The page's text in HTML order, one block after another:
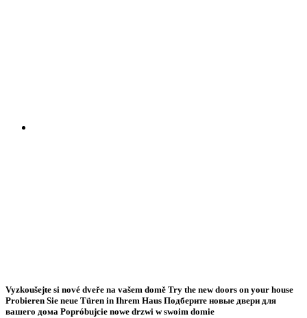
Vyzkoušejte si nové dveře na vašem domě Try the new doors on your house
Probieren Sie neue Türen in Ihrem Haus Подберите новые двери для
вашего дома Popróbujcie nowe drzwi w swoim domie